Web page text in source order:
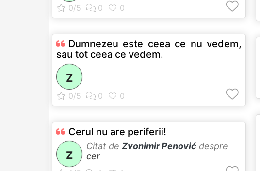
Dumnezeu este ceea ce nu vedem,
sau tot ceea ce vedem.
Z
Cerul nu are periferii!
Z
Citat de Zvonimir Penović despre
cer